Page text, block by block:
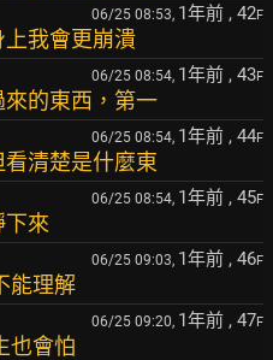
06/25 08:53, 1年前 , 42F
我會更崩潰
06/25 08:54, 1年前 , 43F
的東西，第一
06/25 08:54, 1年前 , 44F
清楚是什麼東
06/25 08:54, 1年前 , 45F
下來
06/25 09:03, 1年前 , 46F
能理解
06/25 09:20, 1年前 , 47F
也會怕